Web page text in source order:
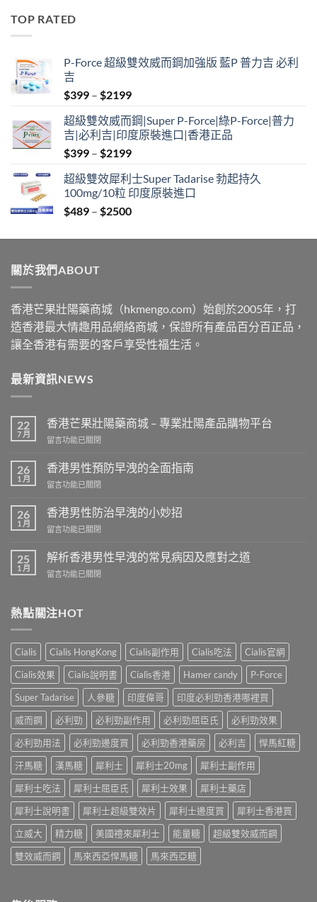
TOP RATED
P-Force 超級雙效威而鋼加強版 藍P 普力吉 必利
吉
$399 – $2199Price
$399
through
$2199
超級雙效威而鋼|Super P-Force|綠P-Force|普力
吉|必利吉|印度原裝進口|香港正品
$399 – $2199Price
$399
through
$2199
超級雙效犀利士Super Tadarise 勃起持久
100mg/10粒 印度原裝進口
$489 – $2500Price
$489
關於我們ABOUT
香港芒果壯陽藥商城（hkmengo.com）始創於2005年，打
造香港最大情趣用品網絡商城，保證所有產品百分百正品，
讓全香港有需要的客戶享受性福生活。
最新資訊NEWS
22
7 月
香港芒果壯陽藥商城 – 專業壯陽產品購物平台
在
港
芒
果
陽
商
–
專
陽
產
購
物
平
台〉
中
留言功能已關閉
26
1 月
香港男性預防早洩的全面指南
在
港
男
性
防
洩
面
中
留言功能已關閉
26
1 月
香港男性防治早洩的小妙招
在
港
男
性
早
小
妙
招〉
中
留言功能已關閉
25
1 月
解析香港男性早洩的常見病因及應對之道
在
香
港
性
早
洩
的
常
見
因
及
應
之
道〉
中
留言功能已關閉
熱點關注HOT
Cialis Cialis HongKong Cialis副作用 Cialis吃法
Cialis官網
Cialis效果
Cialis說明書 Cialis香港 Hamer candy
P-Force
Super Tadarise
人參糖 印度偉哥
印度必利勁香港哪裡買
威而鋼
必利勁 必利勁副作用 必利勁屈臣氏
必利勁效果
必利勁用法
必利勁邊度買 必利勁香港藥房 必利吉
悍馬紅糖
汗馬糖
漢馬糖 犀利士 犀利士20mg
犀利士副作用
犀利士吃法
犀利士屈臣氏 犀利士效果
犀利士藥店
犀利士說明書
犀利士超級雙效片 犀利士邊度買
犀利士香港買
立威大
精力糖 美國禮來犀利士 能量糖
超級雙效威而鋼
雙效威而鋼
馬來西亞悍馬糖 馬來西亞糖